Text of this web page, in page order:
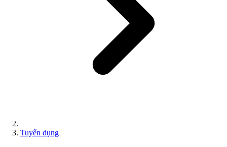
Tuyển dụng